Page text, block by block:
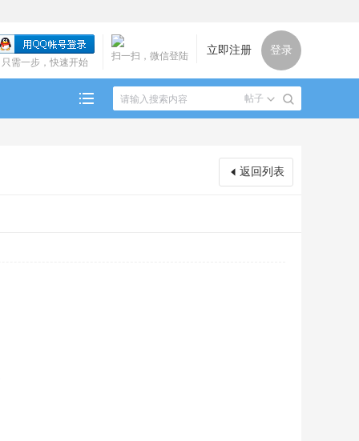
立即注册 登录
扫一扫，微信登陆
只需一步，快速开始
帖子
返回列表